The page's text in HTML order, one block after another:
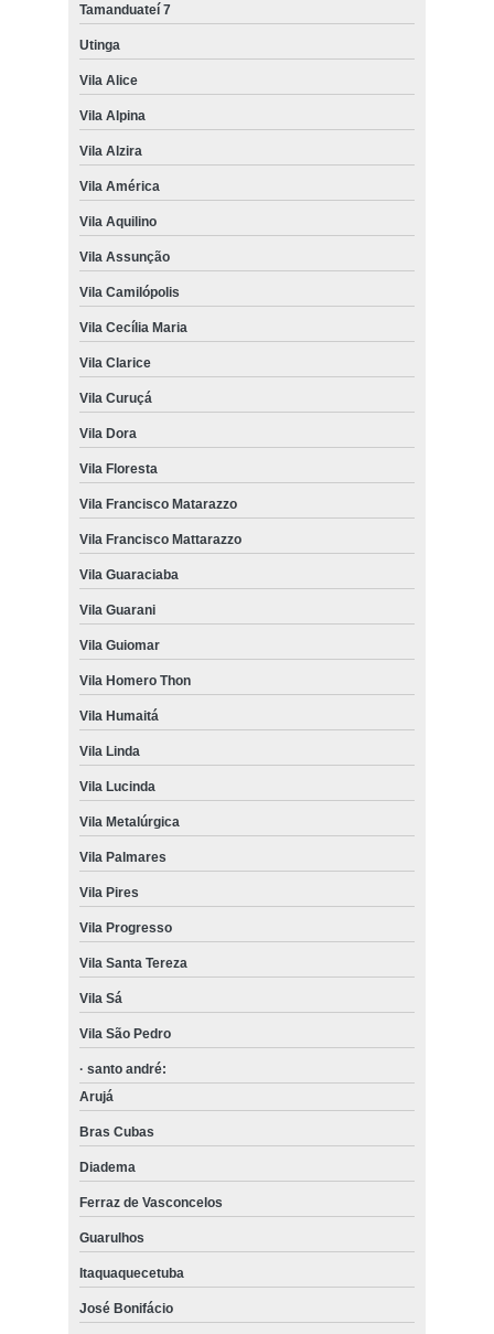
Tamanduateí 7
Utinga
Vila Alice
Vila Alpina
Vila Alzira
Vila América
Vila Aquilino
Vila Assunção
Vila Camilópolis
Vila Cecília Maria
Vila Clarice
Vila Curuçá
Vila Dora
Vila Floresta
Vila Francisco Matarazzo
Vila Francisco Mattarazzo
Vila Guaraciaba
Vila Guarani
Vila Guiomar
Vila Homero Thon
Vila Humaitá
Vila Linda
Vila Lucinda
Vila Metalúrgica
Vila Palmares
Vila Pires
Vila Progresso
Vila Santa Tereza
Vila Sá
Vila São Pedro
· santo andré:
Arujá
Bras Cubas
Diadema
Ferraz de Vasconcelos
Guarulhos
Itaquaquecetuba
José Bonifácio